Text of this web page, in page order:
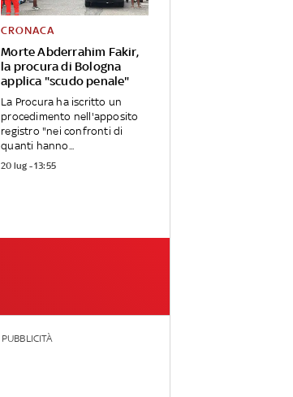
Morte Abderrahim Fakir,
la procura di Bologna
applica "scudo penale"
CRONACA
La Procura ha iscritto un
procedimento nell'apposito
registro "nei confronti di
quanti hanno...
20 lug - 13:55
PUBBLICITÀ